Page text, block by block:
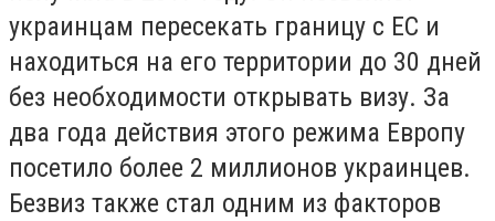
украинцам пересекать границу с ЕС и
находиться на его территории до 30 дней
без необходимости открывать визу. За
два года действия этого режима Европу
посетило более 2 миллионов украинцев.
Безвиз также стал одним из факторов